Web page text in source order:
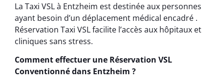
La Taxi VSL à Entzheim est destinée aux personnes
ayant besoin d’un déplacement médical encadré .
Réservation Taxi VSL facilite l’accès aux hôpitaux et
cliniques sans stress.
Comment effectuer une Réservation VSL
Conventionné dans Entzheim ?